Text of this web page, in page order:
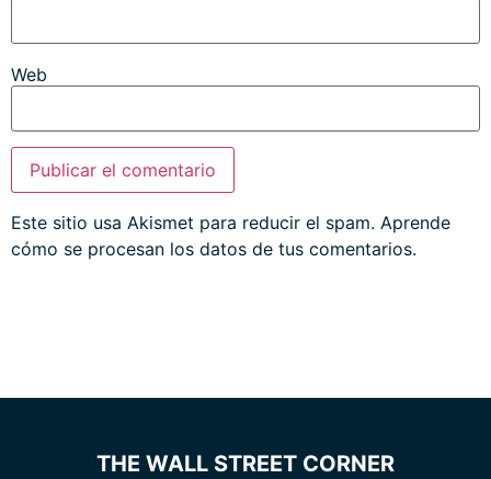
Web
Este sitio usa Akismet para reducir el spam. Aprende
cómo se procesan los datos de tus comentarios.
THE WALL STREET CORNER